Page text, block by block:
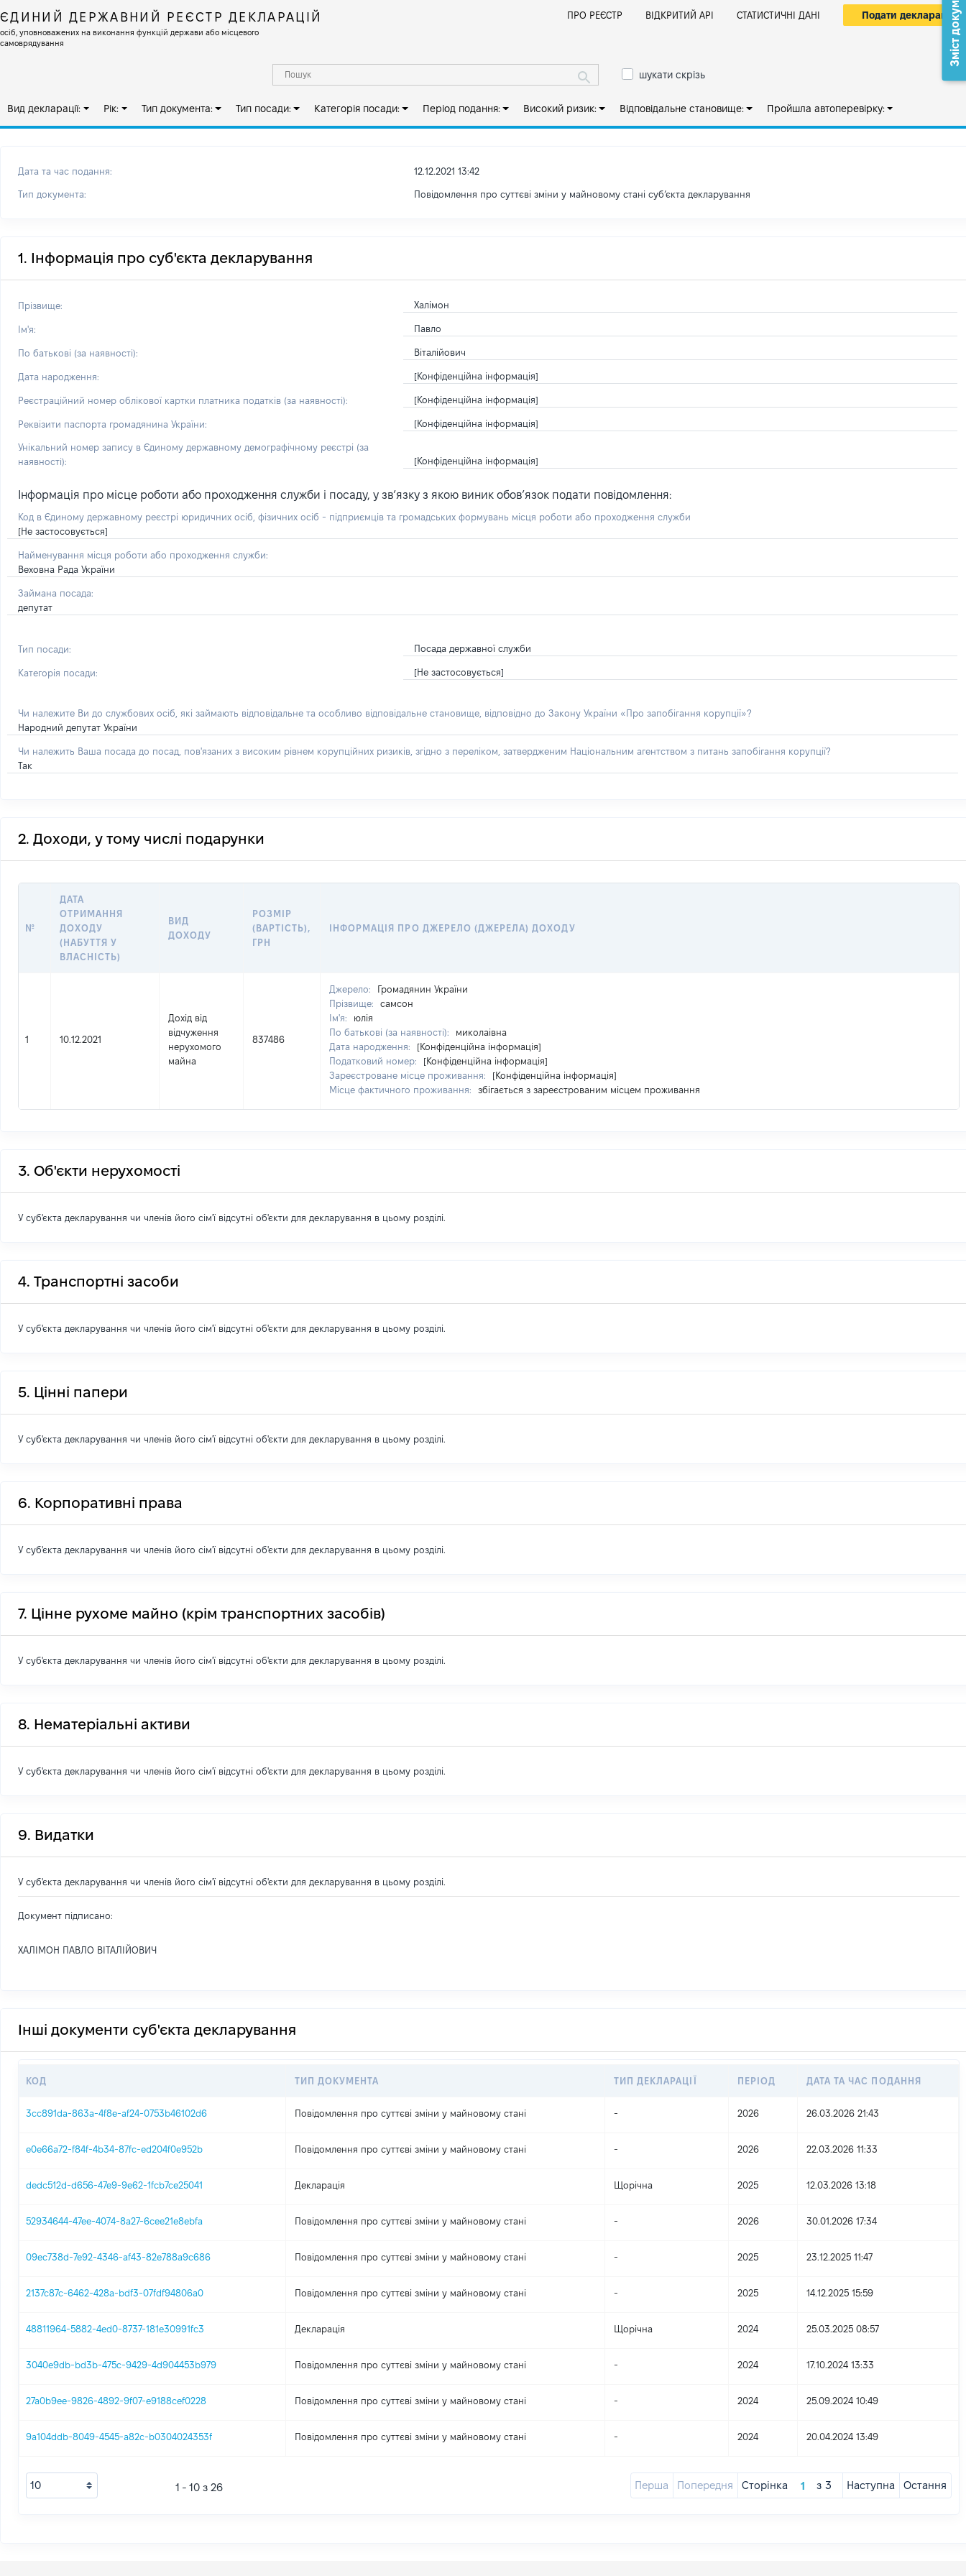
ЄДИНИЙ ДЕРЖАВНИЙ РЕЄСТР ДЕКЛАРАЦІЙ
осіб, уповноважених на виконання функцій держави або місцевого
самоврядування
ПРО РЕЄСТР ВІДКРИТИЙ АРІ СТАТИСТИЧНІ ДАНІ Подати декларацію
шукати скрізь
Вид декларації: Рік: Тип документа: Тип посади: Категорія посади: Період подання: Високий ризик: Відповідальне становище: Пройшла автоперевірку:
Дата та час подання: 12.12.2021 13:42
Тип документа: Повідомлення про суттєві зміни у майновому стані субʼєкта декларування
1. Інформація про суб'єкта декларування
Прізвище: Халімон
Ім'я: Павло
По батькові (за наявності): Віталійович
Дата народження: [Конфіденційна інформація]
Реєстраційний номер облікової картки платника податків (за наявності): [Конфіденційна інформація]
Реквізити паспорта громадянина України: [Конфіденційна інформація]
Унікальний номер запису в Єдиному державному демографічному реєстрі (за
наявності):
[Конфіденційна інформація]
Інформація про місце роботи або проходження служби і посаду, у зв’язку з якою виник обов’язок подати повідомлення:
Код в Єдиному державному реєстрі юридичних осіб, фізичних осіб - підприємців та громадських формувань місця роботи або проходження служби
[Не застосовується]
Найменування місця роботи або проходження служби:
Веховна Рада України
Займана посада:
депутат
Тип посади: Посада державної служби
Категорія посади: [Не застосовується]
Чи належите Ви до службових осіб, які займають відповідальне та особливо відповідальне становище, відповідно до Закону України «Про запобігання корупції»?
Народний депутат України
Чи належить Ваша посада до посад, пов'язаних з високим рівнем корупційних ризиків, згідно з переліком, затвердженим Національним агентством з питань запобігання корупції?
Так
2. Доходи, у тому числі подарунки
№
ДАТА
ОТРИМАННЯ
ДОХОДУ
(НАБУТТЯ У
ВЛАСНІСТЬ)
ВИД
ДОХОДУ
РОЗМІР
(ВАРТІСТЬ),
ГРН
ІНФОРМАЦІЯ ПРО ДЖЕРЕЛО (ДЖЕРЕЛА) ДОХОДУ
1 10.12.2021
Дохід від
відчуження
нерухомого
майна
837486
Джерело:
Громадянин України
Прізвище:
самсон
Ім'я:
юлія
По батькові (за наявності):
миколаівна
Дата народження:
[Конфіденційна інформація]
Податковий номер:
[Конфіденційна інформація]
Зареєстроване місце проживання:
[Конфіденційна інформація]
Місце фактичного проживання:
збігається з зареєстрованим місцем проживання
3. Об'єкти нерухомості
У суб'єкта декларування чи членів його сім'ї відсутні об'єкти для декларування в цьому розділі.
4. Транспортні засоби
У суб'єкта декларування чи членів його сім'ї відсутні об'єкти для декларування в цьому розділі.
5. Цінні папери
У суб'єкта декларування чи членів його сім'ї відсутні об'єкти для декларування в цьому розділі.
6. Корпоративні права
У суб'єкта декларування чи членів його сім'ї відсутні об'єкти для декларування в цьому розділі.
7. Цінне рухоме майно (крім транспортних засобів)
У суб'єкта декларування чи членів його сім'ї відсутні об'єкти для декларування в цьому розділі.
8. Нематеріальні активи
У суб'єкта декларування чи членів його сім'ї відсутні об'єкти для декларування в цьому розділі.
9. Видатки
У суб'єкта декларування чи членів його сім'ї відсутні об'єкти для декларування в цьому розділі.
Документ підписано:
ХАЛІМОН ПАВЛО ВІТАЛІЙОВИЧ
Зміст документа
Інші документи суб'єкта декларування
КОД ТИП ДОКУМЕНТА ТИП ДЕКЛАРАЦІЇ ПЕРІОД ДАТА ТА ЧАС ПОДАННЯ
3cc891da-863a-4f8e-af24-0753b46102d6 Повідомлення про суттєві зміни y майновому стані - 2026 26.03.2026 21:43
e0e66a72-f84f-4b34-87fc-ed204f0e952b Повідомлення про суттєві зміни y майновому стані - 2026 22.03.2026 11:33
dedc512d-d656-47e9-9e62-1fcb7ce25041 Декларація Щорічна 2025 12.03.2026 13:18
52934644-47ee-4074-8a27-6cee21e8ebfa Повідомлення про суттєві зміни y майновому стані - 2026 30.01.2026 17:34
09ec738d-7e92-4346-af43-82e788a9c686 Повідомлення про суттєві зміни y майновому стані - 2025 23.12.2025 11:47
2137c87c-6462-428a-bdf3-07fdf94806a0 Повідомлення про суттєві зміни y майновому стані - 2025 14.12.2025 15:59
48811964-5882-4ed0-8737-181e30991fc3 Декларація Щорічна 2024 25.03.2025 08:57
3040e9db-bd3b-475c-9429-4d904453b979 Повідомлення про суттєві зміни y майновому стані - 2024 17.10.2024 13:33
27a0b9ee-9826-4892-9f07-e9188cef0228 Повідомлення про суттєві зміни y майновому стані - 2024 25.09.2024 10:49
9a104ddb-8049-4545-a82c-b0304024353f Повідомлення про суттєві зміни y майновому стані - 2024 20.04.2024 13:49
1 - 10 з 26 Перша Попередня Сторінка з 3 Наступна Остання